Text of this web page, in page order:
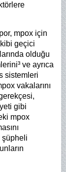
mpox için
geçici
olduğu
ve ayrıca
sistemleri
vakalarını
gibi
mpox
şüpheli